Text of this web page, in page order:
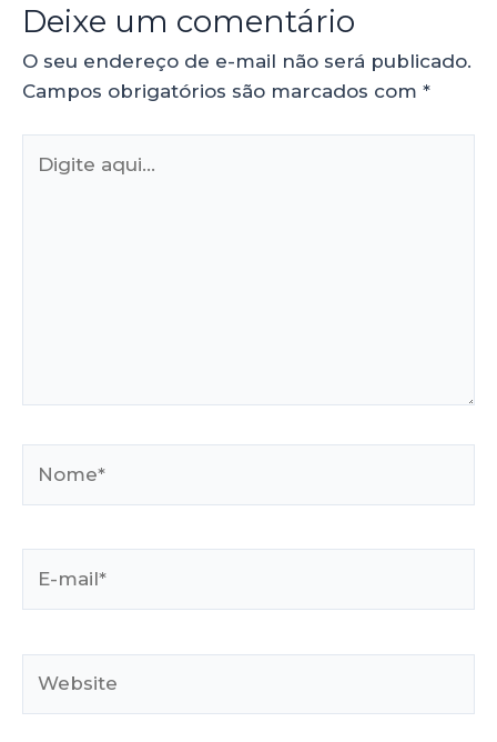
Deixe um comentário
O seu endereço de e-mail não será publicado.
Campos obrigatórios são marcados com *